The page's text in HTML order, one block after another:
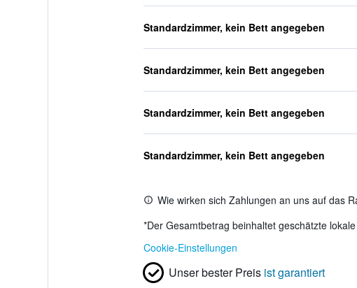
Standardzimmer, kein Bett angegeben
Standardzimmer, kein Bett angegeben
Standardzimmer, kein Bett angegeben
Standardzimmer, kein Bett angegeben
Wie wirken sich Zahlungen an uns auf das
*Der Gesamtbetrag beinhaltet geschätzte
Cookie-Einstellungen
Unser bester Preis ist garantiert